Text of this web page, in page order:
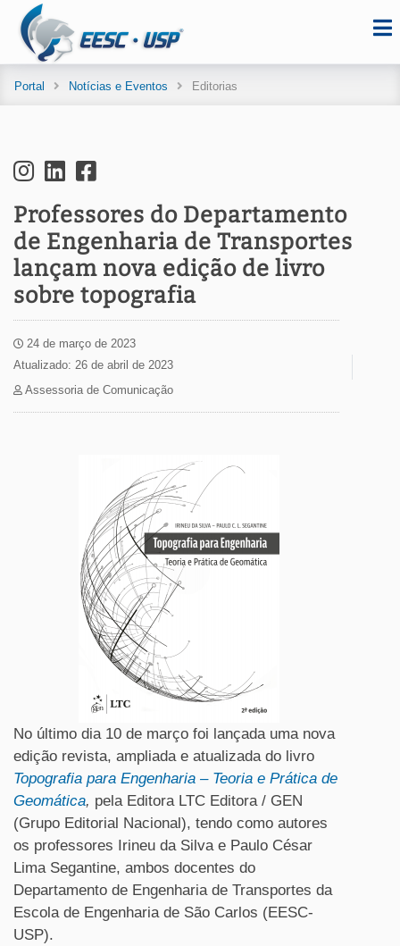
Portal Notícias e Eventos Editorias
Professores do Departamento
de Engenharia de Transportes
lançam nova edição de livro
sobre topografia
24 de março de 2023
Atualizado: 26 de abril de 2023
Assessoria de Comunicação
No último dia 10 de março foi lançada uma nova
edição revista, ampliada e atualizada do livro
Topografia para Engenharia – Teoria e Prática de
Geomática, pela Editora LTC Editora / GEN
(Grupo Editorial Nacional), tendo como autores
os professores Irineu da Silva e Paulo César
Lima Segantine, ambos docentes do
Departamento de Engenharia de Transportes da
Escola de Engenharia de São Carlos (EESC-
USP).